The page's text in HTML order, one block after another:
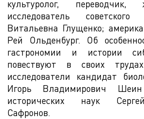
культуролог,
исследователь
Витальевна Глущенко;
Рей Ольденбург. Об
гастрономии и истории
повествуют в своих трудах
исследователи кандидат
Игорь Владимирович
исторических наук
Сафронов.